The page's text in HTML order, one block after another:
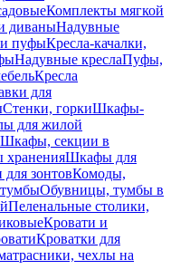
Комплекты мягкой
диваныНадувные
пуфыКресла-качалки,
Надувные креслаПуфы,
Кресла
для
Стенки, горкиШкафы-
для жилой
Шкафы, секции в
храненияШкафы для
зонтовКомоды,
Обувницы, тумбы в
Пеленальные столики,
Кровати и
Кроватки для
чехлы на